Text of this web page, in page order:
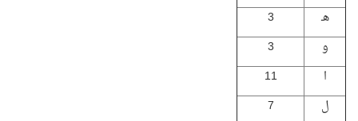
هـ
3
و
3
ا
11
ل
7